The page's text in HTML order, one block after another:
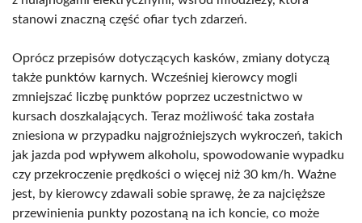
stanowi znaczną część ofiar tych zdarzeń.
Oprócz przepisów dotyczących kasków, zmiany dotyczą
także punktów karnych. Wcześniej kierowcy mogli
zmniejszać liczbę punktów poprzez uczestnictwo w
kursach doszkalających. Teraz możliwość taka została
zniesiona w przypadku najgroźniejszych wykroczeń, takich
jak jazda pod wpływem alkoholu, spowodowanie wypadku
czy przekroczenie prędkości o więcej niż 30 km/h. Ważne
jest, by kierowcy zdawali sobie sprawę, że za najcięższe
przewinienia punkty pozostaną na ich koncie, co może